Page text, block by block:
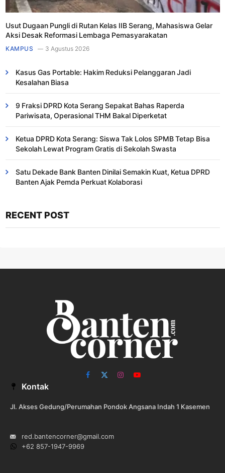
Usut Dugaan Pungli di Rutan Kelas IIB Serang, Mahasiswa Gelar
Aksi Desak Reformasi Lembaga Pemasyarakatan
KAMPUS 3 Agustus 2026
Kasus Gas Portable: Hakim Reduksi Pelanggaran Jadi
Kesalahan Biasa ​
9 Fraksi DPRD Kota Serang Sepakat Bahas Raperda
Pariwisata, Operasional THM Bakal Diperketat
Ketua DPRD Kota Serang: Siswa Tak Lolos SPMB Tetap Bisa
Sekolah Lewat Program Gratis di Sekolah Swasta
Satu Dekade Bank Banten Dinilai Semakin Kuat, Ketua DPRD
Banten Ajak Pemda Perkuat Kolaborasi
RECENT POST
Facebook
X
InstagramYouTube
Kontak
Jl. Akses Gedung/Perumahan Pondok Angsana Indah 1 Kasemen
red.bantencorner@gmail.com
+62 857-1947-9969